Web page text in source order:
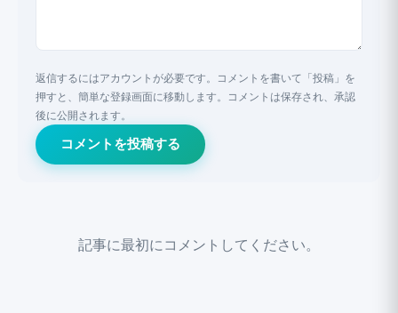
返信するにはアカウントが必要です。コメントを書いて「投稿」を
押すと、簡単な登録画面に移動します。コメントは保存され、承認
後に公開されます。
コメントを投稿する
記事に最初にコメントしてください。